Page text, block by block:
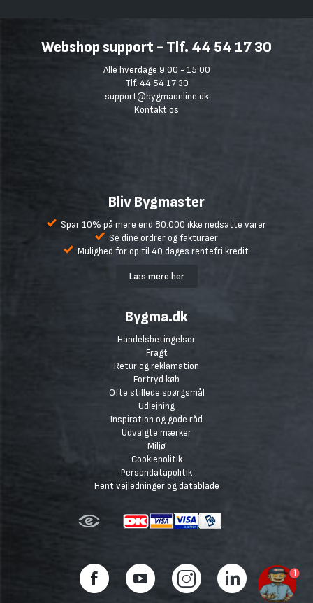
Webshop support - Tlf. 44 54 17 30
Alle hverdage 9:00 - 15:00
Tlf. 44 54 17 30
support@bygmaonline.dk
Kontakt os
Bliv Bygmaster
Spar 10% på mere end 80.000 ikke nedsatte varer
Se dine ordrer og fakturaer
Mulighed for op til 40 dages rentefri kredit
Læs mere her
Bygma.dk
Handelsbetingelser
Fragt
Retur og reklamation
Fortryd køb
Ofte stillede spørgsmål
Udlejning
Inspiration og gode råd
Udvalgte mærker
Miljø
Cookiepolitik
Persondatapolitik
Hent vejledninger og datablade
1